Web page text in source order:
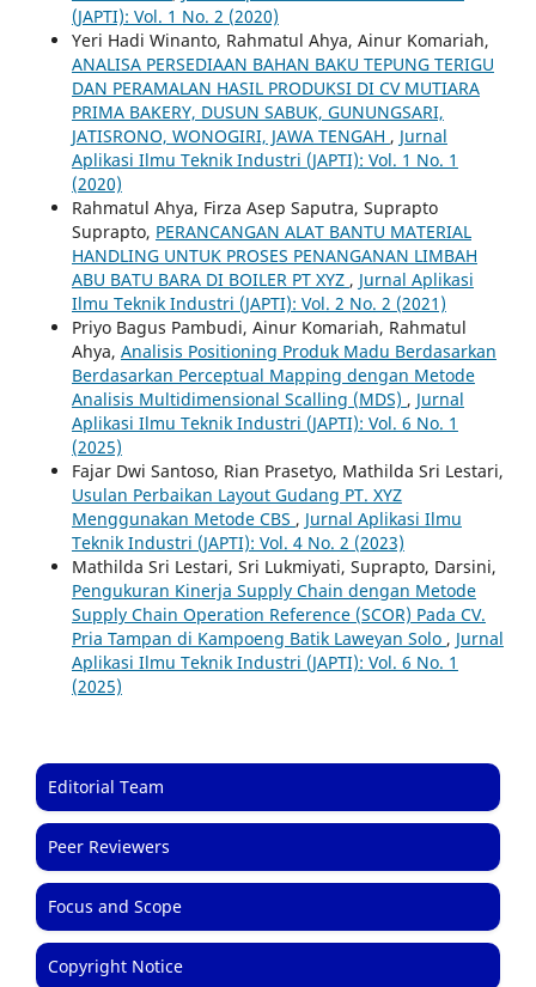
(JAPTI): Vol. 1 No. 2 (2020)
Yeri Hadi Winanto, Rahmatul Ahya, Ainur Komariah,
ANALISA PERSEDIAAN BAHAN BAKU TEPUNG TERIGU
DAN PERAMALAN HASIL PRODUKSI DI CV MUTIARA
PRIMA BAKERY, DUSUN SABUK, GUNUNGSARI,
JATISRONO, WONOGIRI, JAWA TENGAH , Jurnal
Aplikasi Ilmu Teknik Industri (JAPTI): Vol. 1 No. 1
(2020)
Rahmatul Ahya, Firza Asep Saputra, Suprapto
Suprapto, PERANCANGAN ALAT BANTU MATERIAL
HANDLING UNTUK PROSES PENANGANAN LIMBAH
ABU BATU BARA DI BOILER PT XYZ , Jurnal Aplikasi
Ilmu Teknik Industri (JAPTI): Vol. 2 No. 2 (2021)
Priyo Bagus Pambudi, Ainur Komariah, Rahmatul
Ahya, Analisis Positioning Produk Madu Berdasarkan
Berdasarkan Perceptual Mapping dengan Metode
Analisis Multidimensional Scalling (MDS) , Jurnal
Aplikasi Ilmu Teknik Industri (JAPTI): Vol. 6 No. 1
(2025)
Fajar Dwi Santoso, Rian Prasetyo, Mathilda Sri Lestari,
Usulan Perbaikan Layout Gudang PT. XYZ
Menggunakan Metode CBS , Jurnal Aplikasi Ilmu
Teknik Industri (JAPTI): Vol. 4 No. 2 (2023)
Mathilda Sri Lestari, Sri Lukmiyati, Suprapto, Darsini,
Pengukuran Kinerja Supply Chain dengan Metode
Supply Chain Operation Reference (SCOR) Pada CV.
Pria Tampan di Kampoeng Batik Laweyan Solo , Jurnal
Aplikasi Ilmu Teknik Industri (JAPTI): Vol. 6 No. 1
(2025)
Editorial Team
Peer Reviewers
Focus and Scope
Copyright Notice